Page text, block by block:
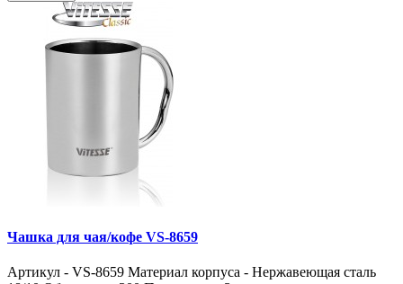
Чашка для чая/кофе VS-8659
Артикул - VS-8659 Материал корпуса - Нержавеющая сталь